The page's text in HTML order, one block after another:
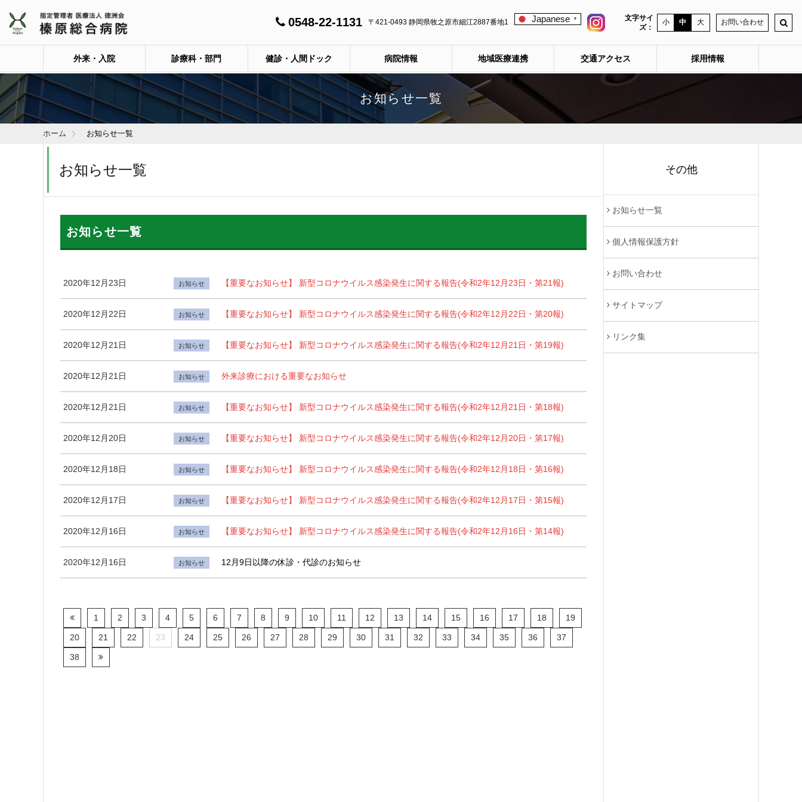
0548-22-1131 〒421-0493 静岡県牧之原市細江2887番地1 Japanese ▼
文字サイ
ズ：
小 中 大 お問い合わせ
外来・入院 診療科・部門 健診・人間ドック 病院情報 地域医療連携 交通アクセス 採用情報
お知らせ一覧
ホーム お知らせ一覧
お知らせ一覧
お知らせ一覧
2020年12月23日 お知らせ 【重要なお知らせ】 新型コロナウイルス感染発生に関する報告(令和2年12月23日・第21報)
2020年12月22日 お知らせ 【重要なお知らせ】 新型コロナウイルス感染発生に関する報告(令和2年12月22日・第20報)
2020年12月21日 お知らせ 【重要なお知らせ】 新型コロナウイルス感染発生に関する報告(令和2年12月21日・第19報)
2020年12月21日 お知らせ 外来診療における重要なお知らせ
2020年12月21日 お知らせ 【重要なお知らせ】 新型コロナウイルス感染発生に関する報告(令和2年12月21日・第18報)
2020年12月20日 お知らせ 【重要なお知らせ】 新型コロナウイルス感染発生に関する報告(令和2年12月20日・第17報)
2020年12月18日 お知らせ 【重要なお知らせ】 新型コロナウイルス感染発生に関する報告(令和2年12月18日・第16報)
2020年12月17日 お知らせ 【重要なお知らせ】 新型コロナウイルス感染発生に関する報告(令和2年12月17日・第15報)
2020年12月16日 お知らせ 【重要なお知らせ】 新型コロナウイルス感染発生に関する報告(令和2年12月16日・第14報)
2020年12月16日 お知らせ 12月9日以降の休診・代診のお知らせ
1 2 3 4 5 6 7 8 9 10 11 12 13 14 15 16 17 18 19
20 21 22 23 24 25 26 27 28 29 30 31 32 33 34 35 36 37
38
その他
お知らせ一覧
個人情報保護方針
お問い合わせ
サイトマップ
リンク集